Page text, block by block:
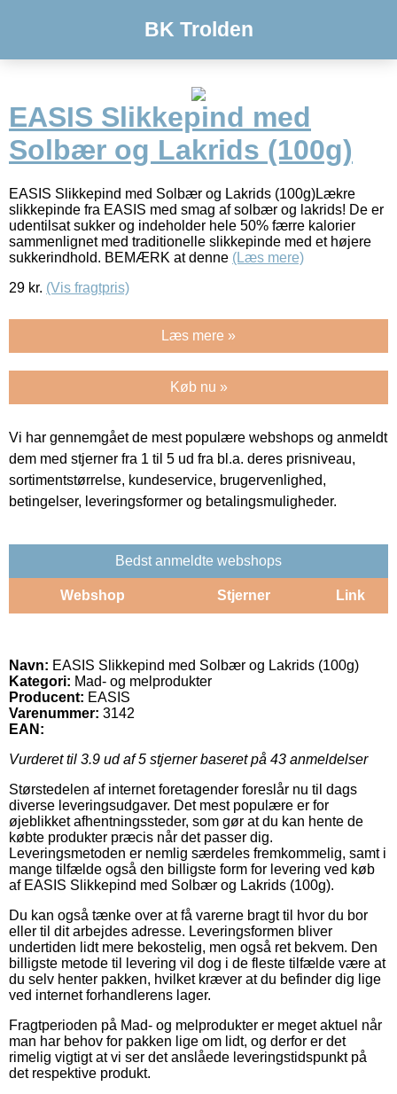
BK Trolden
EASIS Slikkepind med
Solbær og Lakrids (100g)
EASIS Slikkepind med Solbær og Lakrids (100g)Lækre
slikkepinde fra EASIS med smag af solbær og lakrids! De er
udentilsat sukker og indeholder hele 50% færre kalorier
sammenlignet med traditionelle slikkepinde med et højere
sukkerindhold. BEMÆRK at denne (Læs mere)
29 kr. (Vis fragtpris)
Læs mere »
Køb nu »
Vi har gennemgået de mest populære webshops og anmeldt
dem med stjerner fra 1 til 5 ud fra bl.a. deres prisniveau,
sortimentstørrelse, kundeservice, brugervenlighed,
betingelser, leveringsformer og betalingsmuligheder.
Bedst anmeldte webshops
Webshop Stjerner Link
Navn: EASIS Slikkepind med Solbær og Lakrids (100g)
Kategori: Mad- og melprodukter
Producent: EASIS
Varenummer: 3142
EAN:
Vurderet til 3.9 ud af 5 stjerner baseret på 43 anmeldelser
Størstedelen af internet foretagender foreslår nu til dags
diverse leveringsudgaver. Det mest populære er for
øjeblikket afhentningssteder, som gør at du kan hente de
købte produkter præcis når det passer dig.
Leveringsmetoden er nemlig særdeles fremkommelig, samt i
mange tilfælde også den billigste form for levering ved køb
af EASIS Slikkepind med Solbær og Lakrids (100g).
Du kan også tænke over at få varerne bragt til hvor du bor
eller til dit arbejdes adresse. Leveringsformen bliver
undertiden lidt mere bekostelig, men også ret bekvem. Den
billigste metode til levering vil dog i de fleste tilfælde være at
du selv henter pakken, hvilket kræver at du befinder dig lige
ved internet forhandlerens lager.
Fragtperioden på Mad- og melprodukter er meget aktuel når
man har behov for pakken lige om lidt, og derfor er det
rimelig vigtigt at vi ser det anslåede leveringstidspunkt på
det respektive produkt.